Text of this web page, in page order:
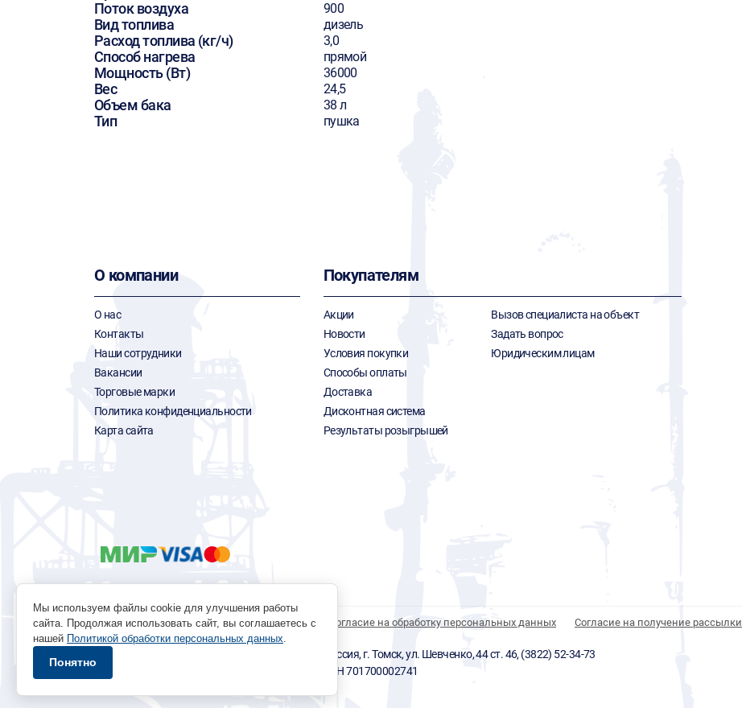
Поток воздуха 900
Вид топлива дизель
Расход топлива (кг/ч) 3,0
Способ нагрева прямой
Мощность (Вт) 36000
Вес 24,5
Объем бака 38 л
Тип пушка
О компании
О нас
Контакты
Наши сотрудники
Вакансии
Торговые марки
Политика конфиденциальности
Карта сайта
Покупателям
Акции
Новости
Условия покупки
Способы оплаты
Доставка
Дисконтная система
Результаты розыгрышей
Вызов специалиста на объект
Задать вопрос
Юридическим лицам
Политика обработки персональных данных Согласие на обработку персональных данных Согласие на получение рассылки
© 1996 - 2026 инструмент парк «Мастер Плюс» Россия, г. Томск, ул. Шевченко, 44 ст. 46, (3822) 52-34-73
okp@masterplus.tomsk.ru ИП Брусницын Д.Н. ИНН 701700002741
Мы используем файлы cookie для улучшения работы
сайта. Продолжая использовать сайт, вы соглашаетесь с
нашей Политикой обработки персональных данных.
Понятно